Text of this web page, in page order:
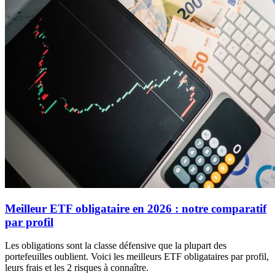
Meilleur ETF obligataire en 2026 : notre comparatif
par profil
Les obligations sont la classe défensive que la plupart des
portefeuilles oublient. Voici les meilleurs ETF obligataires par profil,
leurs frais et les 2 risques à connaître.